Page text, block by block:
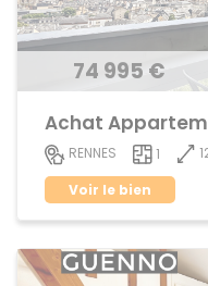
74 995 €
RENNES 1
Voir le bien